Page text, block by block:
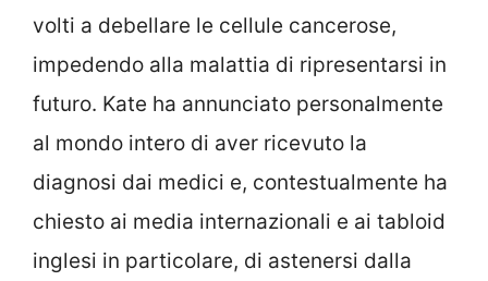
volti a debellare le cellule cancerose,
impedendo alla malattia di ripresentarsi in
futuro. Kate ha annunciato personalmente
al mondo intero di aver ricevuto la
diagnosi dai medici e, contestualmente ha
chiesto ai media internazionali e ai tabloid
inglesi in particolare, di astenersi dalla